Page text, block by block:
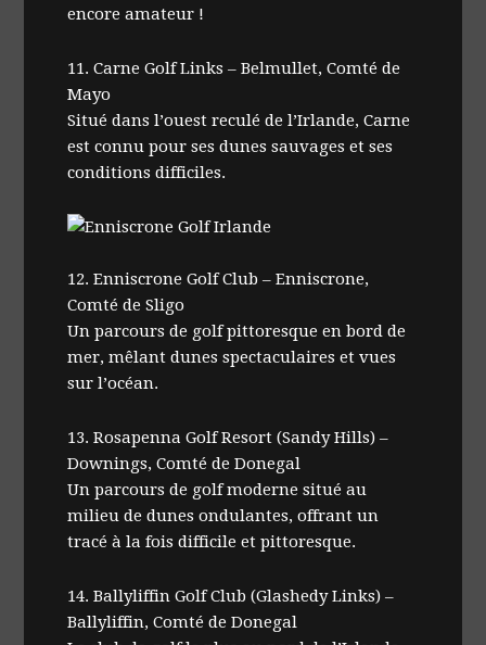
encore amateur !
11. Carne Golf Links – Belmullet, Comté de
Mayo
Situé dans l’ouest reculé de l’Irlande, Carne
est connu pour ses dunes sauvages et ses
conditions difficiles.
12. Enniscrone Golf Club – Enniscrone,
Comté de Sligo
Un parcours de golf pittoresque en bord de
mer, mêlant dunes spectaculaires et vues
sur l’océan.
13. Rosapenna Golf Resort (Sandy Hills) –
Downings, Comté de Donegal
Un parcours de golf moderne situé au
milieu de dunes ondulantes, offrant un
tracé à la fois difficile et pittoresque.
14. Ballyliffin Golf Club (Glashedy Links) –
Ballyliffin, Comté de Donegal